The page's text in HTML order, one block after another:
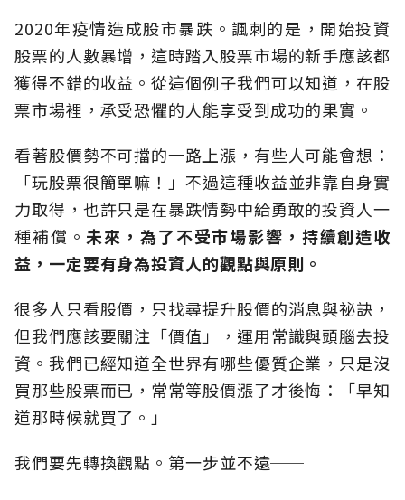
2020年疫情造成股市暴跌。諷刺的是，開始投資
股票的人數暴增，這時踏入股票市場的新手應該都
獲得不錯的收益。從這個例子我們可以知道，在股
票市場裡，承受恐懼的人能享受到成功的果實。
看著股價勢不可擋的一路上漲，有些人可能會想：
「玩股票很簡單嘛！」不過這種收益並非靠自身實
力取得，也許只是在暴跌情勢中給勇敢的投資人一
種補償。 未來，為了不受市場影響，持續創造收
益，一定要有身為投資人的觀點與原則。
很多人只看股價，只找尋提升股價的消息與祕訣，
但我們應該要關注「價值」，運用常識與頭腦去投
資。我們已經知道全世界有哪些優質企業，只是沒
買那些股票而已，常常等股價漲了才後悔：「早知
道那時候就買了。」
我們要先轉換觀點。第一步並不遠──